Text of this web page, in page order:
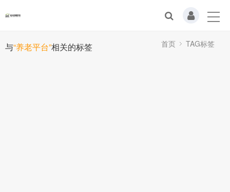
与“养老平台”相关的标签 首页 TAG标签